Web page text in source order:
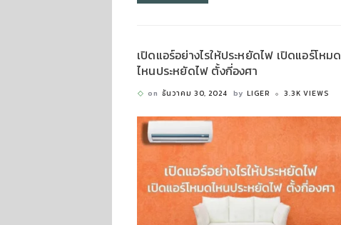
เปิดแอร์อย่างไรให้ประหยัดไฟ เปิดแอร์โหมด
ไหนประหยัดไฟ ตั้งกี่องศา
on ธันวาคม 30, 2024 by LIGER 3.3K VIEWS